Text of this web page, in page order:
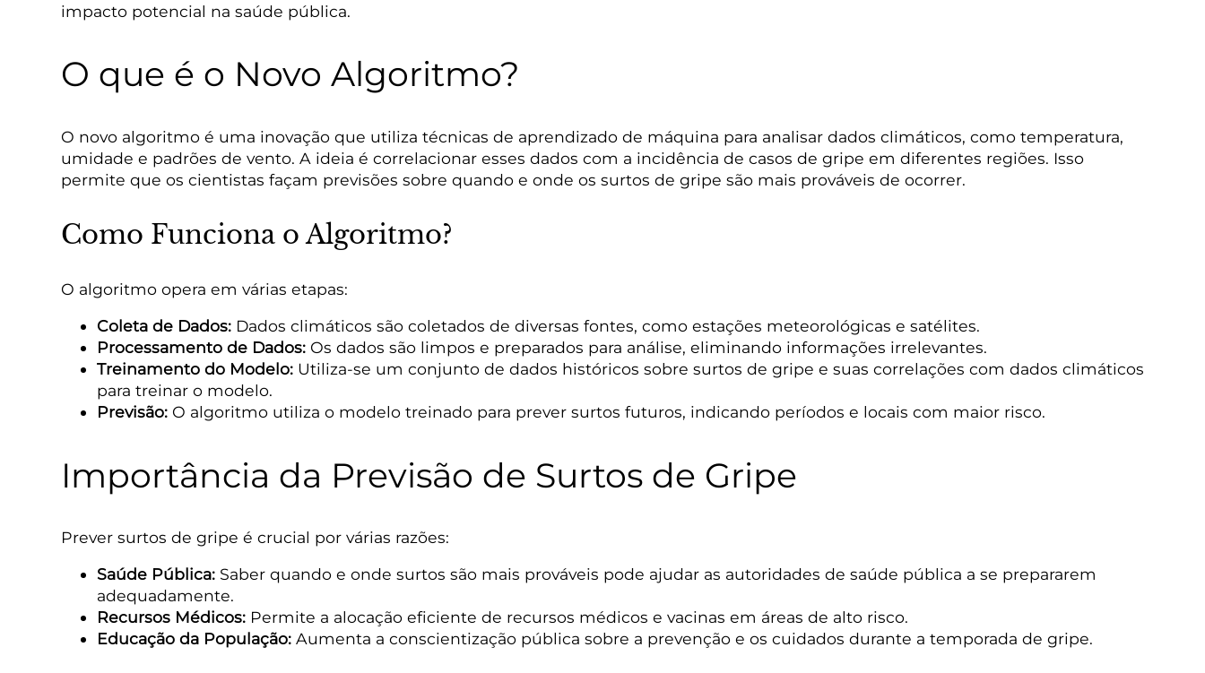
impacto potencial na saúde pública.
O que é o Novo Algoritmo?
O novo algoritmo é uma inovação que utiliza técnicas de aprendizado de máquina para analisar dados climáticos, como temperatura,
umidade e padrões de vento. A ideia é correlacionar esses dados com a incidência de casos de gripe em diferentes regiões. Isso
permite que os cientistas façam previsões sobre quando e onde os surtos de gripe são mais prováveis de ocorrer.
Como Funciona o Algoritmo?
O algoritmo opera em várias etapas:
Coleta de Dados: Dados climáticos são coletados de diversas fontes, como estações meteorológicas e satélites.
Processamento de Dados: Os dados são limpos e preparados para análise, eliminando informações irrelevantes.
Treinamento do Modelo: Utiliza-se um conjunto de dados históricos sobre surtos de gripe e suas correlações com dados climáticos
para treinar o modelo.
Previsão: O algoritmo utiliza o modelo treinado para prever surtos futuros, indicando períodos e locais com maior risco.
Importância da Previsão de Surtos de Gripe
Prever surtos de gripe é crucial por várias razões:
Saúde Pública: Saber quando e onde surtos são mais prováveis pode ajudar as autoridades de saúde pública a se prepararem
adequadamente.
Recursos Médicos: Permite a alocação eficiente de recursos médicos e vacinas em áreas de alto risco.
Educação da População: Aumenta a conscientização pública sobre a prevenção e os cuidados durante a temporada de gripe.